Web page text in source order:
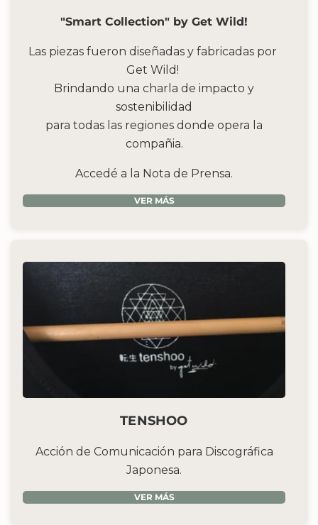
"Smart Collection" by Get Wild!
Las piezas fueron diseñadas y fabricadas por ​
Get Wild!​
Brindando una charla de impacto y
sostenibilidad
para todas las regiones donde opera la
compañia.
Accedé a la Nota de Prensa.
VER MÁS
TENSHOO
Acción de Comunicación para Discográfica
Japonesa.
VER MÁS